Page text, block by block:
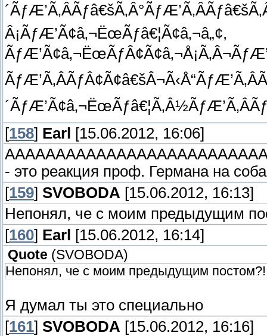
Â¡ÃƒÆ’Ã¢â‚¬ËœÃƒâ€¦Ã¢â‚¬â„¢,
[158] Earl
[15.06.2012, 16:06]
- это реакция проф. Германа на
[159] SVOBODA [15.06.2012, 16:13]
Непонял, че с моим предыдущим
[160] Earl [15.06.2012, 16:14]
Quote (SVOBODA)
Непонял, че с моим предыдущим
Я думал ты это специально
[161] SVOBODA [15.06.2012, 16:16]